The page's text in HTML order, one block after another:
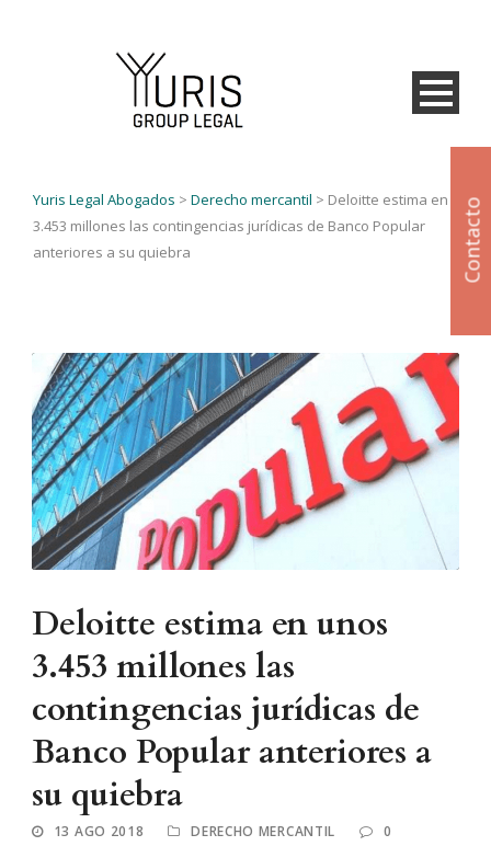
Yuris Legal Abogados > Derecho mercantil > Deloitte estima en unos
3.453 millones las contingencias jurídicas de Banco Popular
anteriores a su quiebra
Deloitte estima en unos
3.453 millones las
contingencias jurídicas de
Banco Popular anteriores a
su quiebra
13 AGO 2018 DERECHO MERCANTIL 0
Contacto